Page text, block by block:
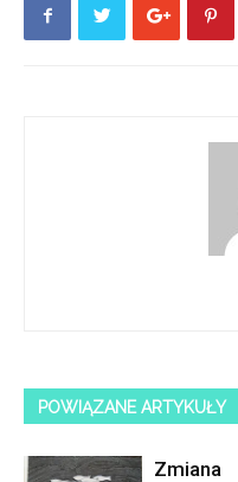
POWIĄZANE ARTYKUŁY
Zmiana